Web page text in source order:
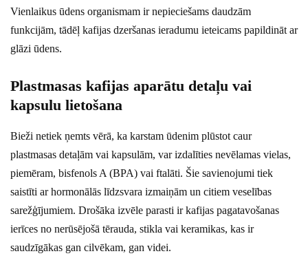
Vienlaikus ūdens organismam ir nepieciešams daudzām
funkcijām, tādēļ kafijas dzeršanas ieradumu ieteicams papildināt ar
glāzi ūdens.
Plastmasas kafijas aparātu detaļu vai
kapsulu lietošana
Bieži netiek ņemts vērā, ka karstam ūdenim plūstot caur
plastmasas detaļām vai kapsulām, var izdalīties nevēlamas vielas,
piemēram, bisfenols A (BPA) vai ftalāti. Šie savienojumi tiek
saistīti ar hormonālās līdzsvara izmaiņām un citiem veselības
sarežģījumiem. Drošāka izvēle parasti ir kafijas pagatavošanas
ierīces no nerūsējošā tērauda, stikla vai keramikas, kas ir
saudzīgākas gan cilvēkam, gan videi.